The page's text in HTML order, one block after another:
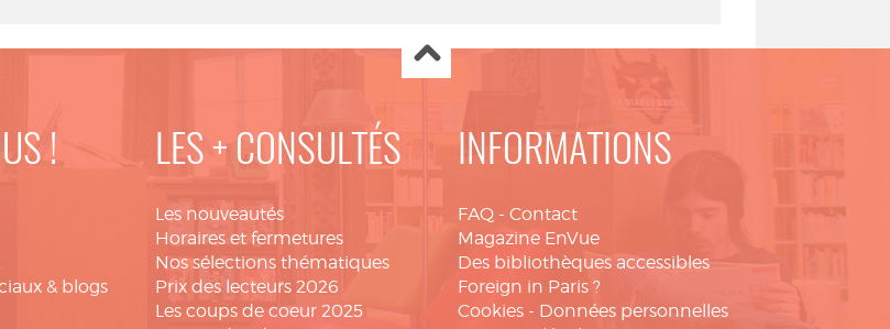
!
& blogs
LES + CONSULTÉS
Les nouveautés
Horaires et fermetures
Nos sélections thématiques
Prix des lecteurs 2026
Les coups de coeur 2025
INFORMATIONS
FAQ - Contact
Magazine EnVue
Des bibliothèques accessibles
Foreign in Paris ?
Cookies - Données personnelles